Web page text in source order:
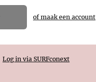
of maak een account
Log in via SURFconext